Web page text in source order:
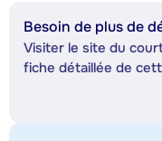
Besoin de plus de
Visiter le site du
fiche détaillée de